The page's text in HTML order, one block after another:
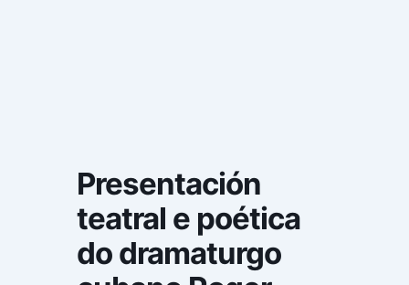
Presentación
teatral e poética
do dramaturgo